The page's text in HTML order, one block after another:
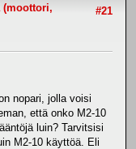
#21
(moottori,
nopari, jolla voisi
että onko M2-10
luin? Tarvitsisi
M2-10 käyttöä. Eli